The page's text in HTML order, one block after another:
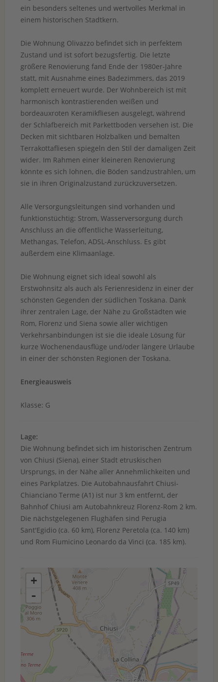
ein besonders seltenes und wertvolles Merkmal in
einem historischen Stadtkern.
Die Wohnung Olivazzo befindet sich in perfektem
Zustand und ist sofort bezugsfertig. Die letzte
größere Renovierung fand Ende der 1980er-Jahre
statt, mit Ausnahme eines Badezimmers, das 2019
komplett erneuert wurde. Der Wohnbereich ist mit
harmonisch kontrastierenden weißen und
bordeauxroten Keramikfliesen ausgelegt, während
der Schlafbereich mit Parkettboden versehen ist. Die
Decken mit sichtbaren Holzbalken und bemalten
Terrakottafliesen spiegeln den Stil der damaligen Zeit
wider. Im Rahmen einer kleineren Renovierung
könnte es sich lohnen, die Böden sandzustrahlen, um
sie in ihren Originalzustand zurückzuversetzen.
Alle Versorgungsleitungen sind vorhanden und
funktionstüchtig: Strom, Wasserversorgung durch
Anschluss an die öffentliche Wasserleitung,
Methangas, Telefon, ADSL-Anschluss. Es gibt
außerdem eine Klimaanlage.
Die Wohnung eignet sich ideal sowohl als
Erstwohnsitz als auch als Ferienresidenz in einer der
schönsten Gegenden der südlichen Toskana. Dank
ihrer zentralen Lage, der Nähe zu Großstädten wie
Rom, Florenz und Siena sowie aller wichtigen
Verkehrsanbindungen ist sie die ideale Lösung für
kurze Wochenendausflüge und/oder längere Urlaube
in einer der schönsten Regionen der Toskana.
Energieausweis
Klasse: G
Lage:
Die Wohnung befindet sich im historischen Zentrum
von Chiusi (Siena), einer Stadt etruskischen
Ursprungs, in der Nähe aller Annehmlichkeiten und
eines Parkplatzes. Die Autobahnausfahrt Chiusi-
Chianciano Terme (A1) ist nur 3 km entfernt, der
Bahnhof Chiusi am Autobahnkreuz Florenz-Rom 2 km.
Die nächstgelegenen Flughäfen sind Perugia
Sant'Egidio (ca. 60 km), Florenz Peretola (ca. 140 km)
und Rom Fiumicino Leonardo da Vinci (ca. 185 km).
+
-